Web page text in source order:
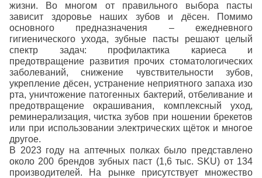
жизни. Во многом от правильного выбора пасты
зависит здоровье наших зубов и дёсен. Помимо
основного предназначения – ежедневного
гигиенического ухода, зубные пасты решают целый
спектр задач: профилактика кариеса и
предотвращение развития прочих стоматологических
заболеваний, снижение чувствительности зубов,
укрепление дёсен, устранение неприятного запаха изо
рта, уничтожение патогенных бактерий, отбеливание и
предотвращение окрашивания, комплексный уход,
реминерализация, чистка зубов при ношении брекетов
или при использовании электрических щёток и многое
другое.
В 2023 году на аптечных полках было представлено
около 200 брендов зубных паст (1,6 тыс. SKU) от 134
производителей. На рынке присутствует множество